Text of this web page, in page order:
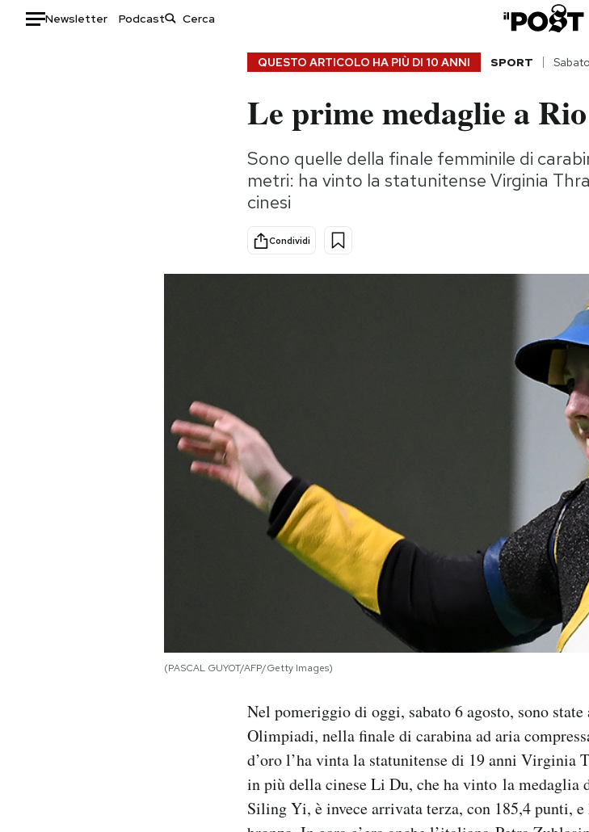
Newsletter Podcast
Consumismi
Storie/Idee
Ok Boomer!
Europa
QUESTO ARTICOLO HA PIÙ DI 10 ANNI SPORT
Le prime medaglie a Rio
Sono quelle della finale femminile di
metri: ha vinto la statunitense Virginia
cinesi
Condividi
(PASCAL GUYOT/AFP/Getty Images)
Nel pomeriggio di oggi, sabato 6 agosto, sono
Olimpiadi, nella finale di carabina ad aria
d’oro l’ha vinta la statunitense di 19 anni Virginia
in più della cinese Li Du, che ha vinto la medaglia
Siling Yi, è invece arrivata terza, con 185,4 punti,